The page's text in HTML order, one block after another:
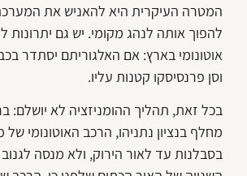
המטרה העיקרית היא להאניש את
להפוך אותה לנהג מקומי. יש גם יתרונות
אוטונומי בארץ: אם האלגוריתם יסתדר
וסן פרנסיסקו קטנות עליו.
בכל זאת, תהליך ההומניזציה לא יושלם:
מחלף בנציון נתניהו, הרכב האוטונומי של
בסבלנות עד לאור הירוק, ולא מנסה